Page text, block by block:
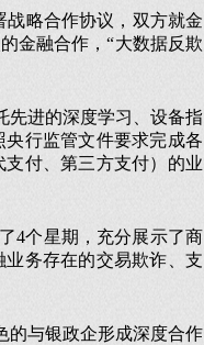
战略合作协议，双方就金
金融合作，“大数据反欺
先进的深度学习、设备指
行监管文件要求完成各
付、第三方支付）的业
4个星期，充分展示了商
务存在的交易欺诈、支
的与银政企形成深度合作